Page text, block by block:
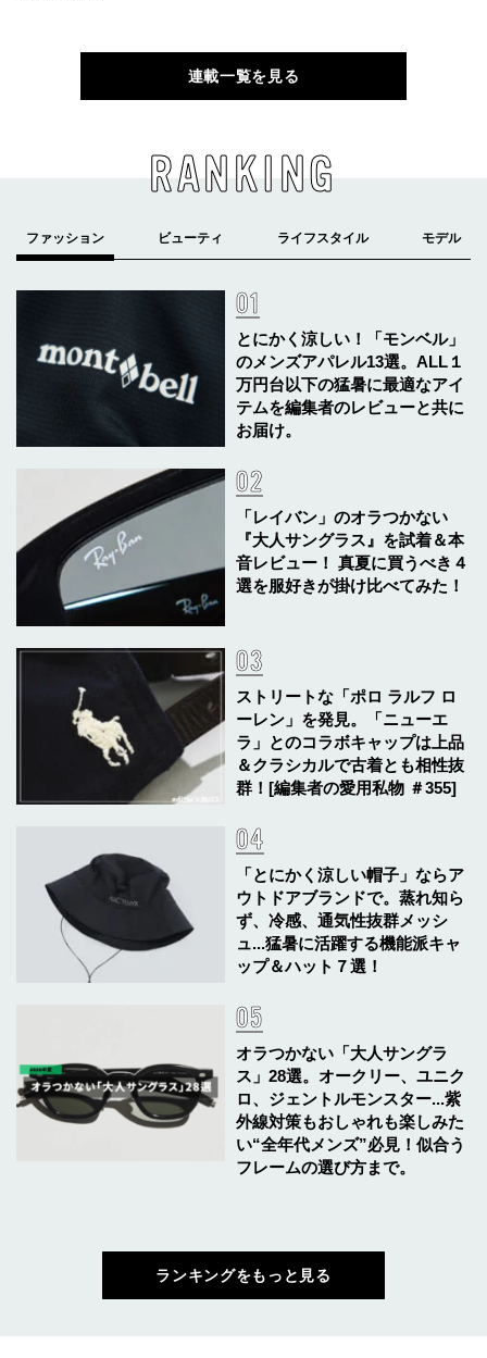
連載一覧を見る
RANKING
とにかく涼しい！「モンベル」
のメンズアパレル13選。ALL１
万円台以下の猛暑に最適なアイ
テムを編集者のレビューと共に
お届け。
「レイバン」のオラつかない
『大人サングラス』を試着＆本
音レビュー！ 真夏に買うべき４
選を服好きが掛け比べてみた！
ストリートな「ポロ ラルフ ロ
ーレン」を発見。「ニューエ
ラ」とのコラボキャップは上品
＆クラシカルで古着とも相性抜
群！[編集者の愛用私物 ＃355]
「とにかく涼しい帽子」ならア
ウトドアブランドで。蒸れ知ら
ず、冷感、通気性抜群メッシ
ュ...猛暑に活躍する機能派キャ
ップ＆ハット７選！
オラつかない「大人サングラ
ス」28選。オークリー、ユニク
ロ、ジェントルモンスター...紫
外線対策もおしゃれも楽しみた
い“全年代メンズ”必見！似合う
フレームの選び方まで。
ランキングをもっと見る